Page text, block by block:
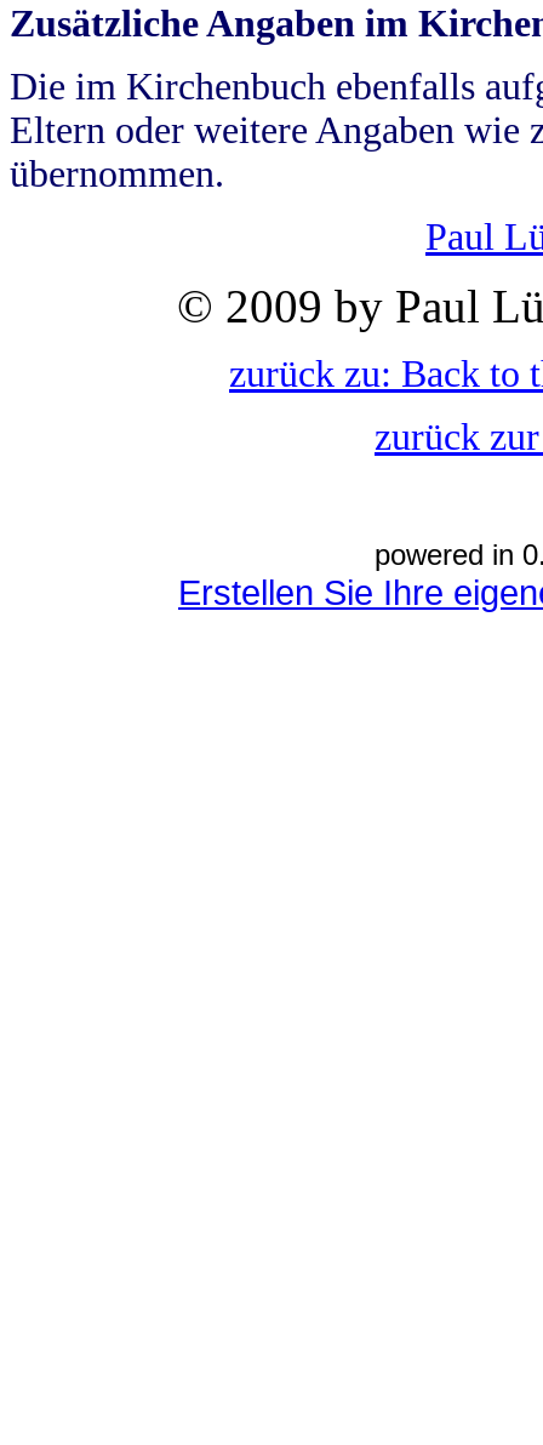
Zusätzliche Angaben im
Die im Kirchenbuch ebenfalls
Eltern oder weitere Angaben wie
übernommen.
Paul
© 2009 by Paul
zurück zu: Back to
zurück
powered in
Erstellen Sie Ihre